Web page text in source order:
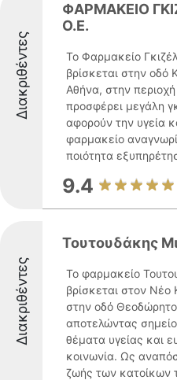
Διακριθέντες
ΦΑΡΜΑΚΕΙΟ
Ο.Ε.
Το Φαρμακείο
βρίσκεται στην οδό
Αθήνα, στην
προσφέρει μεγάλη
αφορούν την υγεία
φαρμακείο
ποιότητα
9.4
Διακριθέντες
Τουτουδάκης
Το φαρμακείο
βρίσκεται στον
στην οδό
αποτελώντας
θέματα υγείας και
κοινωνία. Ως
ζωής των κατοίκων